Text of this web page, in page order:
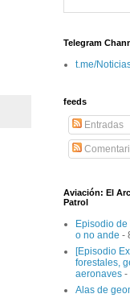
Telegram
t.me/
feeds
Entradas
Aviación: El
Patrol
Episodio
o no ande -
[Episodio
forestales,
aeronaves -
Alas de